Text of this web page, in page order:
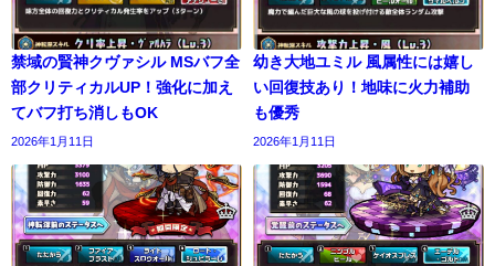
禁域の賢神クヴァシル MSバフ全
部クリティカルUP！強化に加え
てバフ打ち消しもOK
2026年1月11日
幼き大地ユミル 風属性には嬉し
い回復技あり！地味に火力補助
も優秀
2026年1月11日